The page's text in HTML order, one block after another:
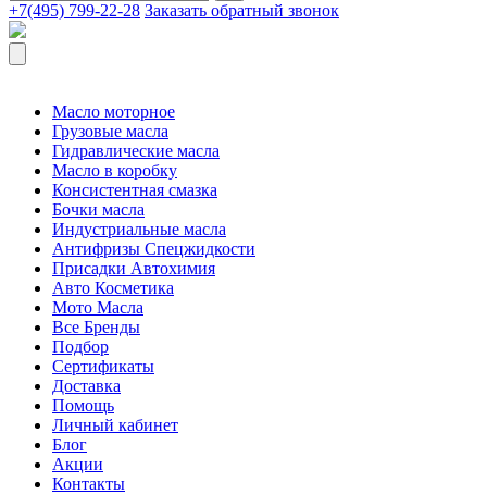
+7(495) 799-22-28 Заказать обратный звонок
Масло моторное
Грузовые масла
Гидравлические масла
Масло в коробку
Консистентная смазка
Бочки масла
Индустриальные масла
Антифризы Спецжидкости
Присадки Автохимия
Авто Косметика
Мото Масла
Все Бренды
Подбор
Сертификаты
Доставка
Помощь
Личный кабинет
Блог
Акции
Контакты